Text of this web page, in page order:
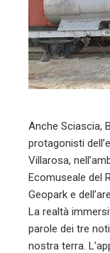
Anche Sciascia,
protagonisti
Villarosa,
Ecomuseale del
Geopark e
La realtà
parole dei tre
nostra terra.